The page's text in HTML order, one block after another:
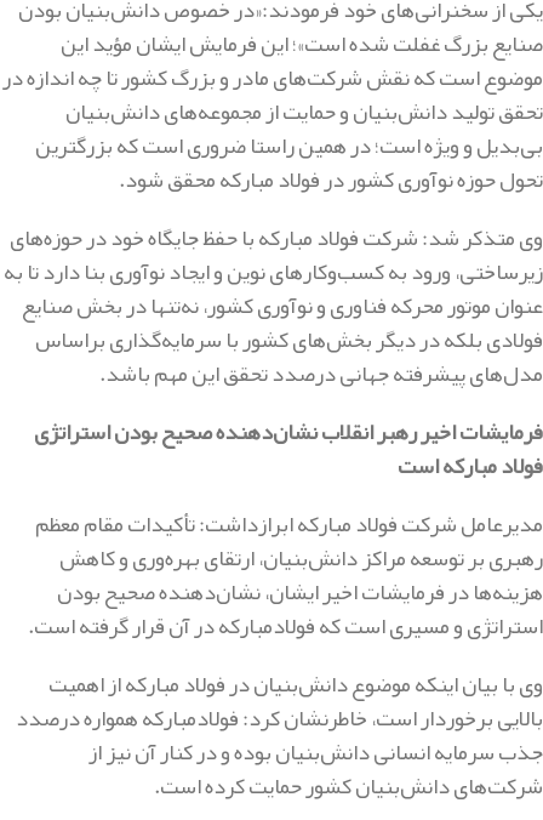
یکی از سخنرانی‌های خود فرمودند:«در خصوص دانش‌بنیان بودن
صنایع بزرگ غفلت شده است»؛ این فرمایش ایشان مؤید این
موضوع است که نقش شرکت‌های مادر و بزرگ کشور تا چه اندازه در
تحقق تولید دانش‌بنیان و حمایت از مجموعه‌های دانش‌بنیان
بی‌بدیل و ویژه است؛ در همین راستا ضروری است که بزرگترین
تحول حوزه نوآوری کشور در فولاد مبارکه محقق شود.
وی متذکر شد: شرکت فولاد مبارکه با حفظ جایگاه خود در حوزه‌های
زیرساختی، ورود به کسب‌وکارهای نوین و ایجاد نوآوری بنا دارد تا به
عنوان موتور محرکه فناوری و نوآوری کشور، نه‌تنها در بخش صنایع
فولادی بلکه در دیگر بخش‌های کشور با سرمایه‌گذاری براساس
مدل‌های پیشرفته جهانی درصدد تحقق این مهم باشد.
فرمایشات اخیر رهبر انقلاب نشان‌دهنده صحیح بودن استراتژی
فولاد مبارکه است
مدیرعامل شرکت فولاد مبارکه ابرازداشت: تأکیدات مقام معظم
رهبری بر توسعه مراکز دانش‌بنیان، ارتقای بهره‌وری و کاهش
هزینه‌ها در فرمایشات اخیر ایشان، نشان‌دهنده صحیح بودن
استراتژی و مسیری است که فولادمبارکه در آن قرار گرفته است.
وی با بیان اینکه موضوع دانش‌بنیان در فولاد مبارکه از اهمیت
بالایی برخوردار است، خاطرنشان کرد: فولادمبارکه همواره درصدد
جذب سرمایه انسانی دانش‌بنیان بوده و در کنار آن نیز از
شرکت‌های دانش‌بنیان کشور حمایت کرده است.